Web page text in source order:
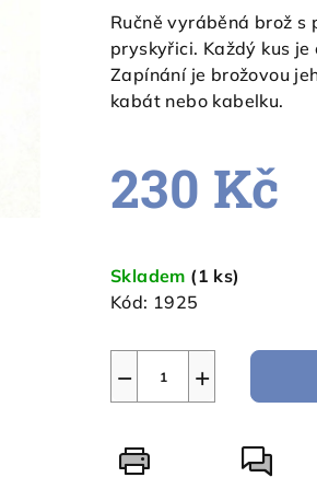
produktu
0,0
z
Ručně vyráběná brož
pryskyřici. Každý kus
Zapínání je brožovou
kabát nebo kabelku.
230 Kč
cena:
Skladem (1 ks)
Kód: 1925
+
−